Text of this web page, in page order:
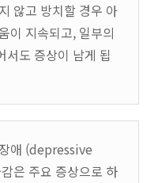
않고 방치할 경우 아
이 지속되고, 일부의
서도 증상이 남게 됩
애 (depressive
은 주요 증상으로 하